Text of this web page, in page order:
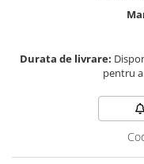
Durata de livrare:
pentru